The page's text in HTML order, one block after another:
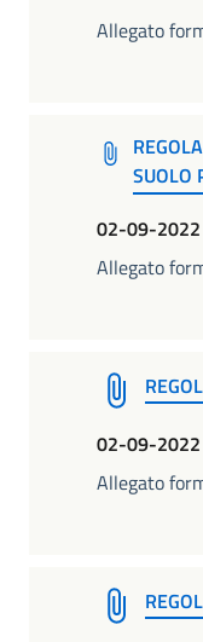
Allegato
SUOLO
02-09-2022
Allegato
02-09-2022
Allegato